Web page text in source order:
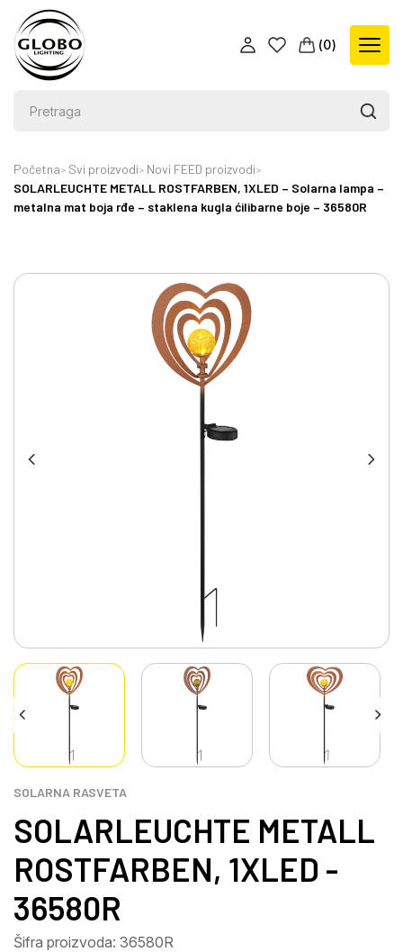
(0)
Početna Svi proizvodi
Novi FEED proizvodi
SOLARLEUCHTE METALL ROSTFARBEN, 1XLED – Solarna lampa –
metalna mat boja rđe – staklena kugla ćilibarne boje – 36580R
SOLARNA RASVETA
SOLARLEUCHTE METALL
ROSTFARBEN, 1XLED -
36580R
Šifra proizvoda: 36580R